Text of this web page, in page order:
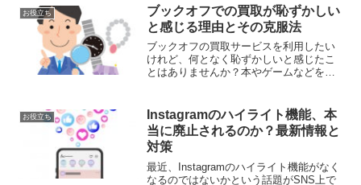
【4】刃物を使わない【5】争いごとはし
ない【6】過度の出費は控...
お役立ち
ブックオフでの買取が恥ずかしい
と感じる理由とその克服法
ブックオフの買取サービスを利用したい
けれど、何となく恥ずかしいと感じたこ
とはありませんか？本やゲームなどを売
とがあるかもしれません。しかし、事前
準備や工夫をすれば、こう...
お役立ち
Instagramのハイライト機能、本
当に廃止されるのか？最新情報と
対策
最近、Instagramのハイライト機能がなく
なるのではないかという話題がSNS上で